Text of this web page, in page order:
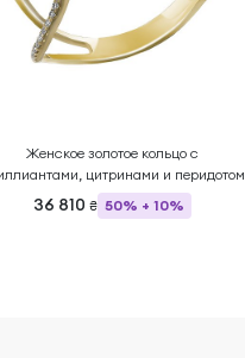
Женское золотое кольцо с
цитринами и перидотом
36 810 ₴ 50% + 10%